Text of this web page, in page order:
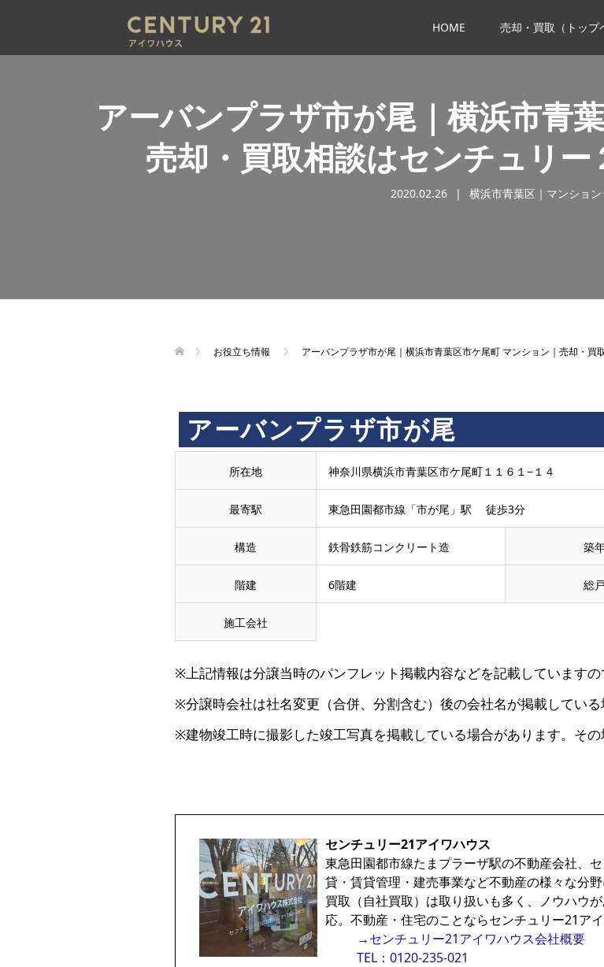
HOME 売却・買取（トップ
アーバンプラザ市が尾｜横浜市青
売却・買取相談はセンチュリ
2020.02.26 横浜市青葉区｜マンショ
お役立ち情報 アーバンプラザ市が尾｜横浜市青葉区市ケ尾町 マンション｜売却・買
買
売
却・
買
取
談
受
付
中
アーバンプラザ市が尾
所在地 神奈川県横浜市青葉区市ケ尾町１１６１−１４
最寄駅 東急田園都市線「市が尾」駅 徒歩3分
構造 鉄骨鉄筋コンクリート造 築
階建 6階建 総
施工会社
※上記情報は分譲当時のパンフレット掲載内容などを記載していますの
※分譲時会社は社名変更（合併、分割含む）後の会社名が掲載している
※建物竣工時に撮影した竣工写真を掲載している場合があります。その
センチュリー21アイワハウス
東急田園都市線たまプラーザ駅の不動産会社、
貸・賃貸管理・建売事業など不動産の様々な分
買取（自社買取）は取り扱いも多く、ノウハウ
応。不動産・住宅のことならセンチュリー21ア
→センチュリー21アイワハウス会社概要
TEL：0120-235-021